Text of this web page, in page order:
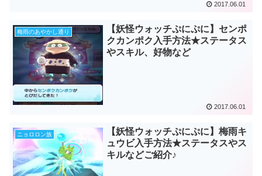
2017.06.01
梅雨のあやかし通り
【妖怪ウォッチぷにぷに】センポ
クカンポク入手方法★ステータス
やスキル、好物など
2017.06.01
ニョロロン族
【妖怪ウォッチぷにぷに】梅雨キ
ュウビ入手方法★ステータスやス
キルなどご紹介♪